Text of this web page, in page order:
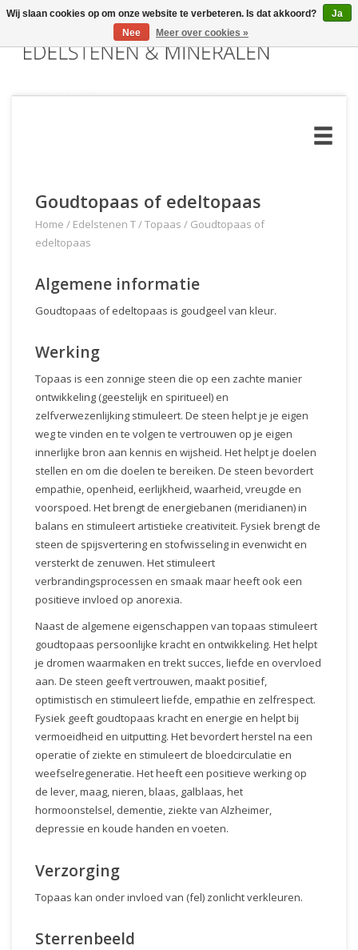
Goudtopaas of edeltopaas
Home / Edelstenen T/Topaas / Goudtopaas of
edeltopaas
Algemene informatie
Goudtopaas of edeltopaas is goudgeel van kleur.
Werking
Topaas is een zonnige steen die op een zachte manier
ontwikkeling (geestelijk en spiritueel) en
zelfverwezenlijking stimuleert. De steen helpt je je eigen
weg te vinden en te volgen te vertrouwen op je eigen
innerlijke bron aan kennis en wijsheid. Het helpt je doelen
stellen en om die doelen te bereiken. De steen bevordert
empathie, openheid, eerlijkheid, waarheid, vreugde en
voorspoed. Het brengt de energiebanen (meridianen) in
balans en stimuleert artistieke creativiteit. Fysiek brengt de
steen de spijsvertering en stofwisseling in evenwicht en
versterkt de zenuwen. Het stimuleert
verbrandingsprocessen en smaak maar heeft ook een
positieve invloed op anorexia.
Naast de algemene eigenschappen van topaas stimuleert
goudtopaas persoonlijke kracht en ontwikkeling. Het helpt
je dromen waarmaken en trekt succes, liefde en overvloed
aan. De steen geeft vertrouwen, maakt positief,
optimistisch en stimuleert liefde, empathie en zelfrespect.
Fysiek geeft goudtopaas kracht en energie en helpt bij
vermoeidheid en uitputting. Het bevordert herstel na een
operatie of ziekte en stimuleert de bloedcirculatie en
weefselregeneratie. Het heeft een positieve werking op
de lever, maag, nieren, blaas, galblaas, het
hormoonstelsel, dementie, ziekte van Alzheimer,
depressie en koude handen en voeten.
Verzorging
Topaas kan onder invloed van (fel) zonlicht verkleuren.
Sterrenbeeld
Wij slaan cookies op om onze website te verbeteren. Is dat akkoord?
Ja
Nee
Meer over cookies »